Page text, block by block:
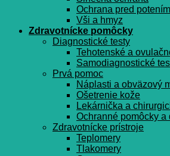
Ochrana pred potením
Vši a hmyz
Zdravotnícke pomôcky
Diagnostické testy
Tehotenské a
Samodiagnostické
Prvá pomoc
Náplasti a obväzový
Ošetrenie kože
Lekárnička a
Ochranné pomôcky a
Zdravotnícke prístroje
Teplomery
Tlakomery